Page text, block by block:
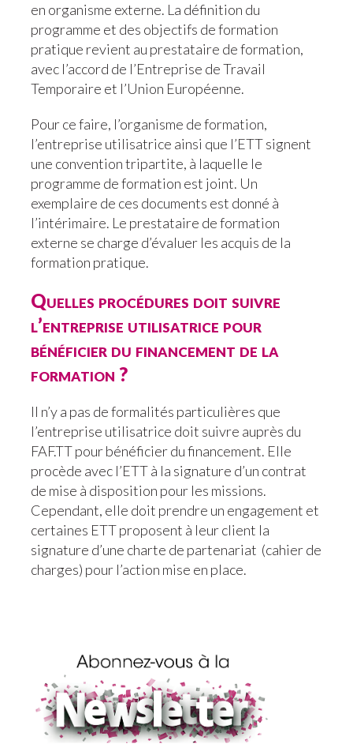
en organisme externe. La définition du
programme et des objectifs de formation
pratique revient au prestataire de formation,
avec l’accord de l’Entreprise de Travail
Temporaire et l’Union Européenne.
Pour ce faire, l’organisme de formation,
l’entreprise utilisatrice ainsi que l’ETT signent
une convention tripartite, à laquelle le
programme de formation est joint. Un
exemplaire de ces documents est donné à
l’intérimaire. Le prestataire de formation
externe se charge d’évaluer les acquis de la
formation pratique.
Quelles procédures doit suivre
l’entreprise utilisatrice pour
bénéficier du financement de la
formation ?
Il n’y a pas de formalités particulières que
l’entreprise utilisatrice doit suivre auprès du
FAF.TT pour bénéficier du financement. Elle
procède avec l’ETT à la signature d’un contrat
de mise à disposition pour les missions.
Cependant, elle doit prendre un engagement et
certaines ETT proposent à leur client la
signature d’une charte de partenariat (cahier de
charges) pour l’action mise en place.